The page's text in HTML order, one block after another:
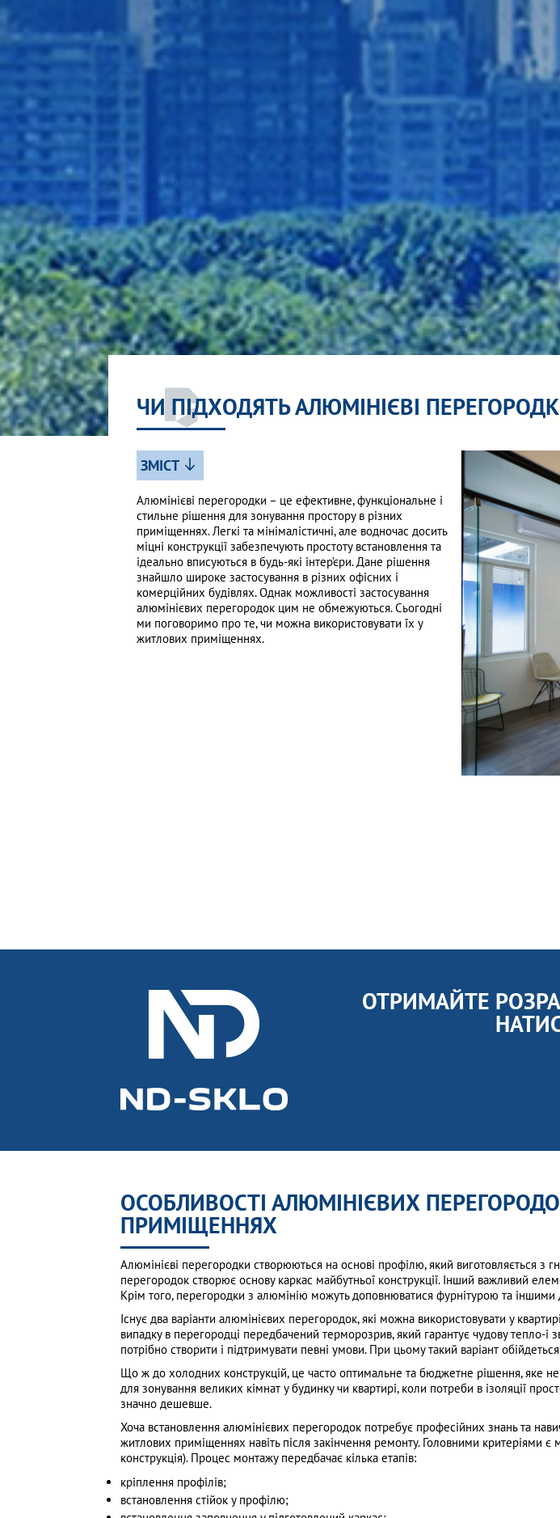
ЧИ ПІДХОДЯТЬ АЛЮМІНІЄВІ
ЗМІСТ
Алюмінієві перегородки – це ефективне, функціональне і
стильне рішення для зонування простору в різних
приміщеннях. Легкі та мінімалістичні, але водночас досить
міцні конструкції забезпечують простоту встановлення та
ідеально вписуються в будь-які інтер’єри. Дане рішення
знайшло широке застосування в різних офісних і
комерційних будівлях. Однак можливості застосування
алюмінієвих перегородок цим не обмежуються. Сьогодні
ми поговоримо про те, чи можна використовувати їх у
житлових приміщеннях.
ОТРИМАЙТЕ
ОСОБЛИВОСТІ АЛЮМІНІЄВИХ
ПРИМІЩЕННЯХ
Алюмінієві перегородки створюються на основі профілю, який виготовляється з
перегородок створює основу каркас майбутньої конструкції. Інший важливий
Крім того, перегородки з алюмінію можуть доповнюватися фурнітурою та іншими
Існує два варіанти алюмінієвих перегородок, які можна використовувати у
випадку в перегородці передбачений терморозрив, який гарантує чудову тепло-
потрібно створити і підтримувати певні умови. При цьому такий варіант
Що ж до холодних конструкцій, це часто оптимальне та бюджетне рішення, яке
для зонування великих кімнат у будинку чи квартирі, коли потреби в ізоляції
значно дешевше.
Хоча встановлення алюмінієвих перегородок потребує професійних знань та
житлових приміщеннях навіть після закінчення ремонту. Головними критеріями є
конструкція). Процес монтажу передбачає кілька етапів:
кріплення профілів;
встановлення стійок у профілю;